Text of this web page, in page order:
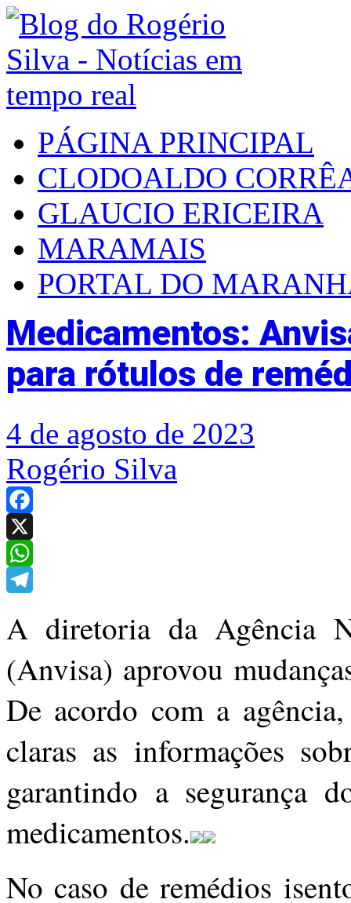
PÁGINA PRINCIPAL
CLODOALDO
GLAUCIO ERICEIRA
MARAMAIS
PORTAL DO
Medicamentos:
para rótulos de
4 de agosto de 2023
Rogério Silva
Facebook
X
WhatsApp
A diretoria da Agência
(Anvisa) aprovou
De acordo com a
claras as informações
garantindo a segurança
medicamentos.
No caso de remédios